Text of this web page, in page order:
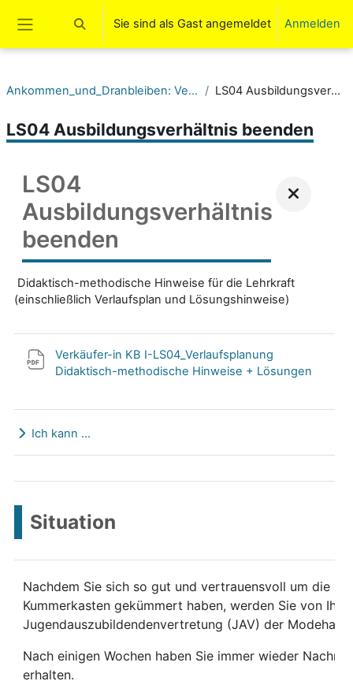
Website-Übersicht
Sucheingabe umschalten
Sie sind als Gast angemeldet Anmelden
Ankommen_und_Dranbleiben: Verkäufer/in SGW KB I LS04 Ausbildungsverhältnis beenden
LS04 Ausbildungsverhältnis beenden
LS04
Ausbildungsverhältnis
beenden
Didaktisch-methodische Hinweise für die Lehrkraft
(einschließlich Verlaufsplan und Lösungshinweise)
Verkäufer-in KB I-LS04_Verlaufsplanung
Didaktisch-methodische Hinweise + Lösungen
Ausklappen
Ich kann ...
Situation
Nachdem Sie sich so gut und vertrauensvoll um die
Kummerkasten gekümmert haben, werden Sie von
Jugendauszubildendenvertretung (JAV) der
Nach einigen Wochen haben Sie immer wieder
erhalten.